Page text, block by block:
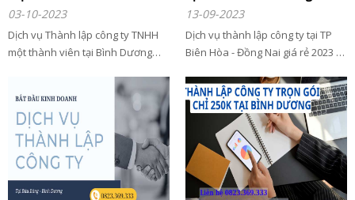
03-10-2023
Dịch vụ Thành lập công ty TNHH
một thành viên tại Bình Dương
thành lập công ty trách nhiệm
hữu hạn một thành viên không
khó thực hiện. Bảo Ngọc sẽ hướng
dẫn bạn các bước đăng ký thành
lập công ty trách nhiệm hữu hạn
một người, cũng như chi tiết về
điều kiện, mẫu điều lệ công ty... để
13-09-2023
Dịch vụ thành lập công ty tại TP
Biên Hòa - Đồng Nai giá rẻ 2023 sẽ
trọn gói và nhanh chóng với mức
phí rẻ nhất. Xem ngay ...